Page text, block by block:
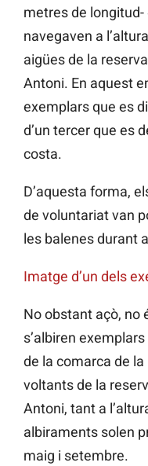
metres de longitud-
navegaven a
aigües de la
Antoni. En aquest
exemplars que es
d’un tercer que es
costa.
D’aquesta forma,
de voluntariat van
les balenes durant
Imatge d’un dels
No obstant açò, no
s’albiren
de la comarca de
voltants de la
Antoni, tant a
albiraments solen
maig i setembre.